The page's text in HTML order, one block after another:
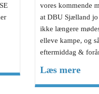
vores kommende
at DBU Sjælland jo
ikke længere
elleve kampe, og
eftermiddag &
Læs mere